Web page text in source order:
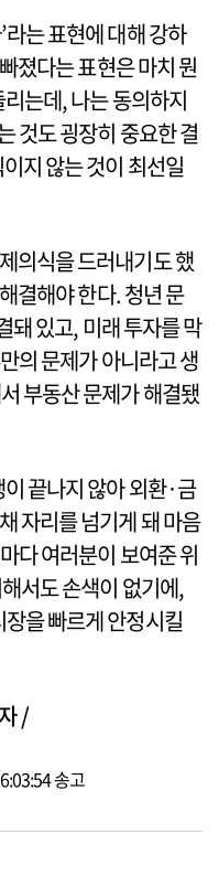
라는 표현에 대해 강하
졌다는 표현은 마치 뭔
는데, 나는 동의하지
것도 굉장히 중요한 결
지 않는 것이 최선일
의식을 드러내기도 했
결해야 한다. 청년 문
돼 있고, 미래 투자를 막
의 문제가 아니라고 생
부동산 문제가 해결됐
끝나지 않아 외환·금
자리를 넘기게 돼 마음
다 여러분이 보여준 위
서도 손색이 없기에,
을 빠르게 안정시킬
/
송고